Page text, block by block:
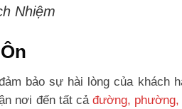
Nhiệm
bảo sự hài lòng của khách
nơi đến tất cảđường, phường,